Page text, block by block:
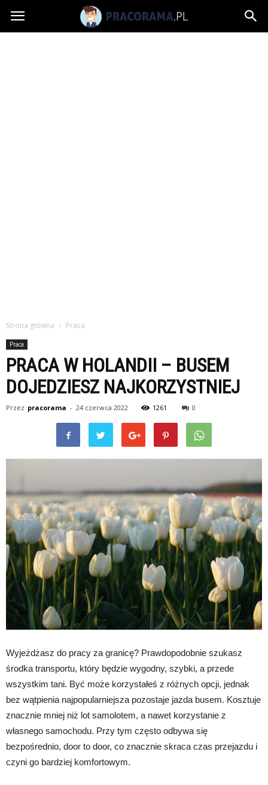
Pracorama.pl
Strona główna Praca
Praca
PRACA W HOLANDII – BUSEM
DOJEDZIESZ NAJKORZYSTNIEJ
Przez pracorama - 24 czerwca 2022 1261 0
Wyjeżdżasz do pracy za granicę? Prawdopodobnie szukasz
środka transportu, który będzie wygodny, szybki, a przede
wszystkim tani. Być może korzystałeś z różnych opcji, jednak
bez wątpienia najpopularniejsza pozostaje jazda busem. Kosztuje
znacznie mniej niż lot samolotem, a nawet korzystanie z
własnego samochodu. Przy tym często odbywa się
bezpośrednio, door to door, co znacznie skraca czas przejazdu i
czyni go bardziej komfortowym.